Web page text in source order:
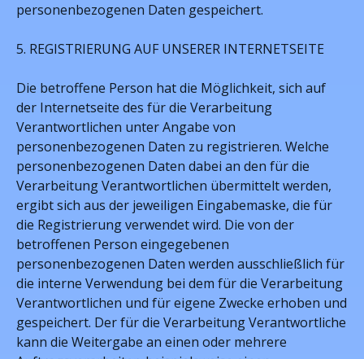
personenbezogenen Daten gespeichert.
5. REGISTRIERUNG AUF UNSERER INTERNETSEITE
Die betroffene Person hat die Möglichkeit, sich auf
der Internetseite des für die Verarbeitung
Verantwortlichen unter Angabe von
personenbezogenen Daten zu registrieren. Welche
personenbezogenen Daten dabei an den für die
Verarbeitung Verantwortlichen übermittelt werden,
ergibt sich aus der jeweiligen Eingabemaske, die für
die Registrierung verwendet wird. Die von der
betroffenen Person eingegebenen
personenbezogenen Daten werden ausschließlich für
die interne Verwendung bei dem für die Verarbeitung
Verantwortlichen und für eigene Zwecke erhoben und
gespeichert. Der für die Verarbeitung Verantwortliche
kann die Weitergabe an einen oder mehrere